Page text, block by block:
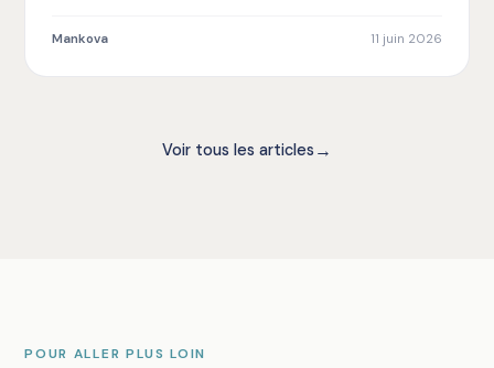
Mankova 11 juin 2026
Voir tous les articles →
POUR ALLER PLUS LOIN